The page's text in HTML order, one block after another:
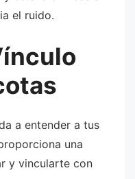
el ruido.
a entender a tus
una
y vincularte con